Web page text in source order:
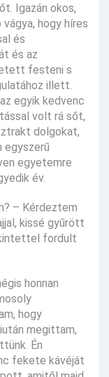
Igazán okos,
hogy híres
és
és az
festeni s
illett.
egyik kedvenc
volt rá sőt,
dolgokat,
egyszerű
egyetemre
év.
– Kérdeztem
kissé gyűrött
fordult
honnan
hogy
megittam,
Én
fekete kávéját